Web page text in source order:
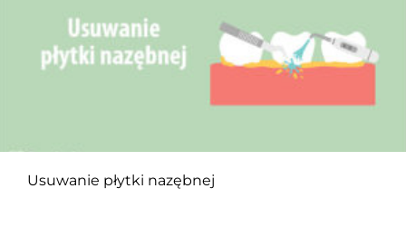
Usuwanie płytki nazębnej